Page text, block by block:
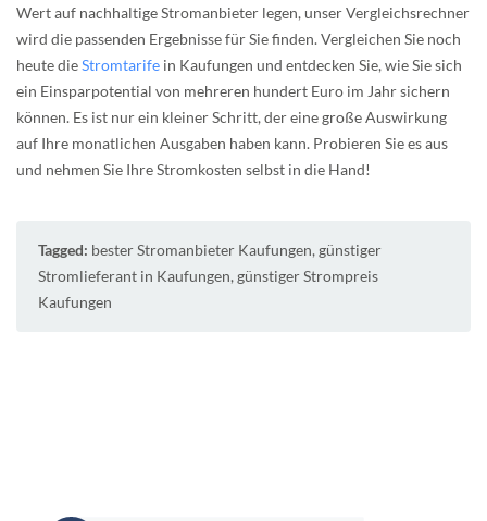
Wert auf nachhaltige Stromanbieter legen, unser Vergleichsrechner
wird die passenden Ergebnisse für Sie finden. Vergleichen Sie noch
heute dieStromtarife in Kaufungen und entdecken Sie, wie Sie sich
ein Einsparpotential von mehreren hundert Euro im Jahr sichern
können. Es ist nur ein kleiner Schritt, der eine große Auswirkung
auf Ihre monatlichen Ausgaben haben kann. Probieren Sie es aus
und nehmen Sie Ihre Stromkosten selbst in die Hand!
Tagged: bester Stromanbieter Kaufungen, günstiger
Stromlieferant in Kaufungen, günstiger Strompreis
Kaufungen